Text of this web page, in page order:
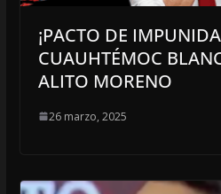
¡PACTO DE
CUAUHTÉMOC
ALITO MORENO
26 marzo, 2025